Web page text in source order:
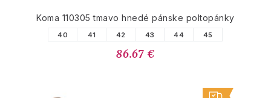
Koma 110305 tmavo hnedé pánske poltopánky
40 41 42 43 44 45
86.67 €